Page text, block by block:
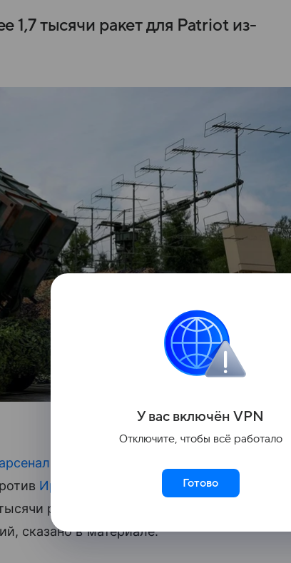
1,7 тысячи ракет для Patriot из-
арсенал
Ирана
. По данным газеты The New York
ракет для систем ПВО Patriot. Ресурсы
сказано в материале.
У вас включён VPN
Отключите, чтобы всё работало
Готово